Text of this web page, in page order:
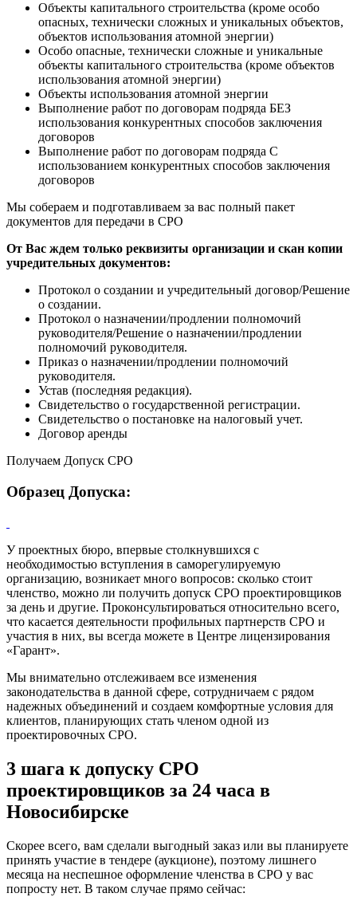
Объекты капитального строительства (кроме особо
опасных, технически сложных и уникальных объектов,
объектов использования атомной энергии)
Особо опасные, технически сложные и уникальные
объекты капитального строительства (кроме объектов
использования атомной энергии)
Объекты использования атомной энергии
Выполнение работ по договорам подряда БЕЗ
использования конкурентных способов заключения
договоров
Выполнение работ по договорам подряда С
использованием конкурентных способов заключения
договоров
Мы собераем и подготавливаем за вас полный пакет
документов для передачи в СРО
От Вас ждем только реквизиты организации и скан копии
учредительных документов:
Протокол о создании и учредительный договор/Решение
о создании.
Протокол о назначении/продлении полномочий
руководителя/Решение о назначении/продлении
полномочий руководителя.
Приказ о назначении/продлении полномочий
руководителя.
Устав (последняя редакция).
Свидетельство о государственной регистрации.
Свидетельство о постановке на налоговый учет.
Договор аренды
Получаем Допуск СРО
Образец Допуска:
У проектных бюро, впервые столкнувшихся с
необходимостью вступления в саморегулируемую
организацию, возникает много вопросов: сколько стоит
членство, можно ли получить допуск СРО проектировщиков
за день и другие. Проконсультироваться относительно всего,
что касается деятельности профильных партнерств СРО и
участия в них, вы всегда можете в Центре лицензирования
«Гарант».
Мы внимательно отслеживаем все изменения
законодательства в данной сфере, сотрудничаем с рядом
надежных объединений и создаем комфортные условия для
клиентов, планирующих стать членом одной из
проектировочных СРО.
3 шага к допуску СРО
проектировщиков за 24 часа в
Новосибирске
Скорее всего, вам сделали выгодный заказ или вы планируете
принять участие в тендере (аукционе), поэтому лишнего
месяца на неспешное оформление членства в СРО у вас
попросту нет. В таком случае прямо сейчас: